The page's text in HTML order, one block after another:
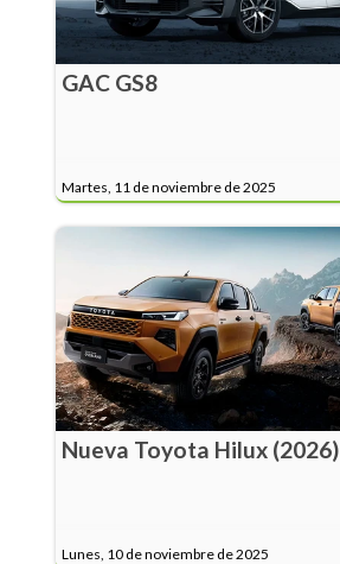
GAC GS8
Martes, 11 de noviembre de 2025
Nueva Toyota Hilux (2026)
Lunes, 10 de noviembre de 2025